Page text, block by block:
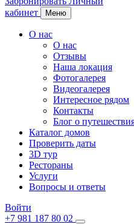
кабинет
Меню
О нас
О нас
Отзывы
Наша локация
Фотогалерея
Видеогалерея
Интересное рядом
Контакты
Блог о
Каталог домов
Проверить даты
3D тур
Рестораны
Услуги
Вопросы и ответы
Войти
+7 981 187 80 02